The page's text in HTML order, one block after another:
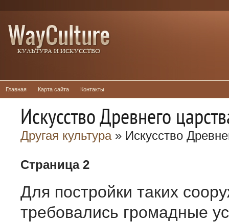
Главная Карта сайта Контакты
Искусство Древнего
Другая культура» Искусство
Страница 2
Для постройки таких
требовались громадные